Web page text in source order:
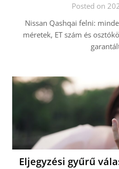
Posted on
Nissan Qashqai felni:
méretek, ET szám és
Eljegyzési gyűrű